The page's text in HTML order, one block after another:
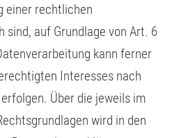
einer rechtlichen
auf Grundlage von Art. 6
kann ferner
Interesses nach
Über die jeweils im
wird in den